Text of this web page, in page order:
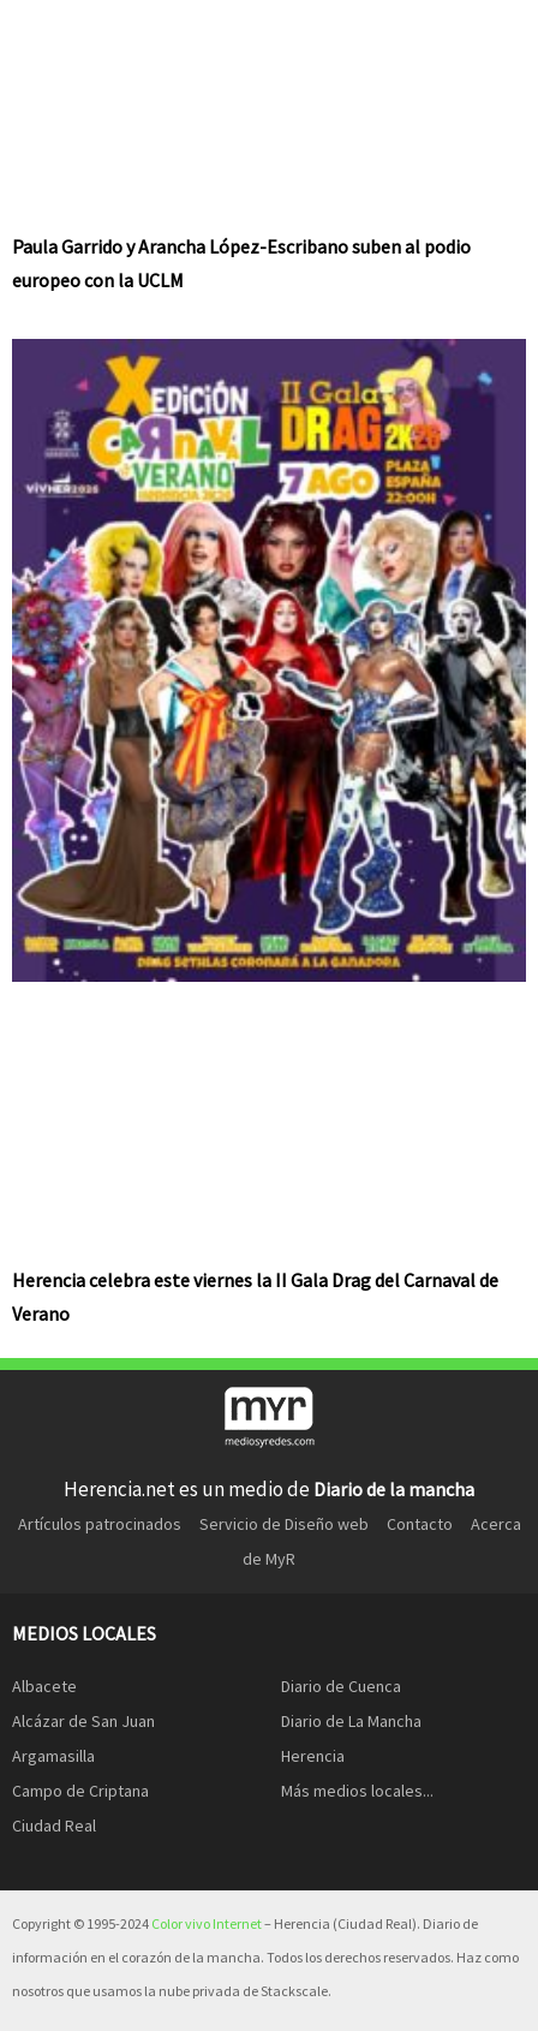
Paula Garrido y Arancha López-Escribano suben al podio
europeo con la UCLM
Herencia celebra este viernes la II Gala Drag del Carnaval de
Verano
Herencia.net es un medio de Diario de la mancha
Artículos patrocinados Servicio de Diseño web Contacto
Acerca
de MyR
MEDIOS LOCALES
Albacete
Alcázar de San Juan
Argamasilla
Campo de Criptana
Ciudad Real
Diario de Cuenca
Diario de La Mancha
Herencia
Más medios locales...
Copyright © 1995-2024 Color vivo Internet– Herencia (Ciudad Real). Diario de
información en el corazón de la mancha. Todos los derechos reservados. Haz como
nosotros que usamos la nube privada de Stackscale.